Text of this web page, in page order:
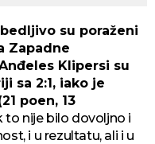
su poraženi
Zapadne
Klipersi su
sa 2:1, iako je
poen, 13
to nije bilo dovoljno i
i u rezultatu, ali i u